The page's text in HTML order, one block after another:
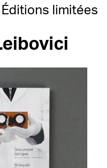
Éditions limitées